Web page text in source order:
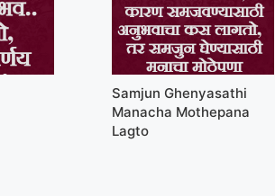
Samjun Ghenyasathi
Manacha Mothepana
Lagto